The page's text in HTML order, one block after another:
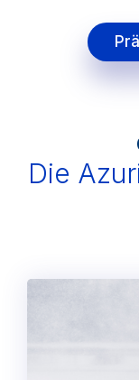
Die